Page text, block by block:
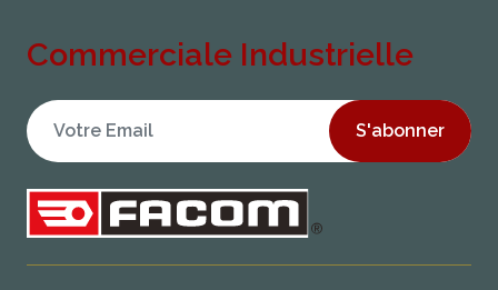
Commerciale Industrielle
S'abonner